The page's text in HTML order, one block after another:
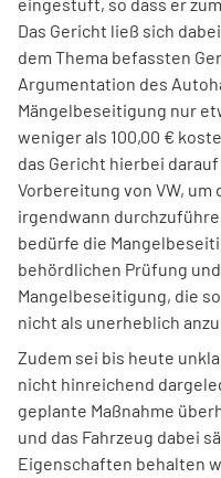
Das Gericht ließ sich
dem Thema befassten
Argumentation des
Mängelbeseitigung nur
weniger als 100,00 €
das Gericht hierbei
Vorbereitung von VW,
irgendwann
bedürfe die
behördlichen Prüfung
Mangelbeseitigung, die
nicht als unerheblich
Zudem sei bis heute
nicht hinreichend
geplante Maßnahme
und das Fahrzeug dabei
Eigenschaften behalten